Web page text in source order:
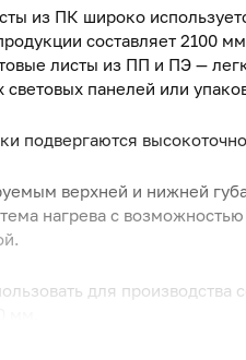
из ПК широко
составляет 2100
листы из ПП и ПЭ —
световых панелей или
подвергаются
верхней и нижней
нагрева с
для